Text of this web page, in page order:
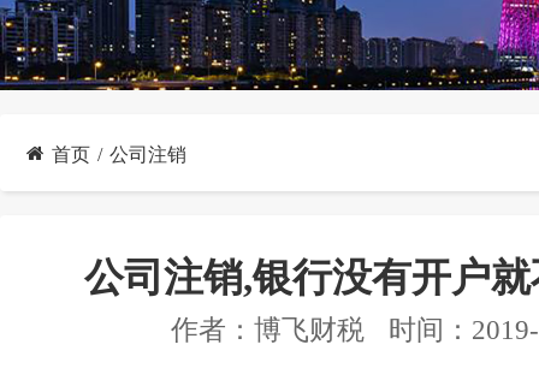
首页 公司注销
公司注销,银行没有开户
作者： 博飞财税 时间：